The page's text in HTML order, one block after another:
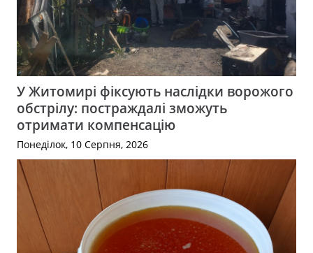
У Житомирі фіксують наслідки ворожого
обстрілу: постраждалі зможуть
отримати компенсацію
Понеділок, 10 Серпня, 2026